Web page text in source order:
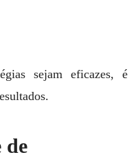
sejam eficazes, é
de